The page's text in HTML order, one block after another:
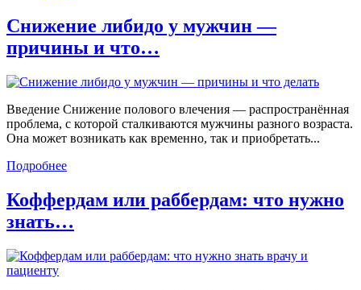
Снижение либидо у мужчин —
причины и что…
Введение Снижение полового влечения — распространённая
проблема, с которой сталкиваются мужчины разного возраста.
Она может возникать как временно, так и приобретать...
Подробнее
Коффердам или раббердам: что нужно
знать…